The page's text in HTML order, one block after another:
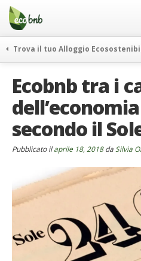
Menu
Salta
contenuto
Offerte Speciali
Regali
FAQ
Chi Siamo
Partner
Italiano
English
Trova il tuo Alloggio
itinerari
curiosità
vivere e viaggiare verde
rassegna stampa
Ecobnb tra i
secondo il
Pubblicato ilaprile 18, 2018da Silvia